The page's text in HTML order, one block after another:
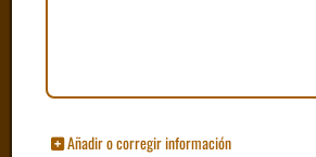
Añadir o corregir información